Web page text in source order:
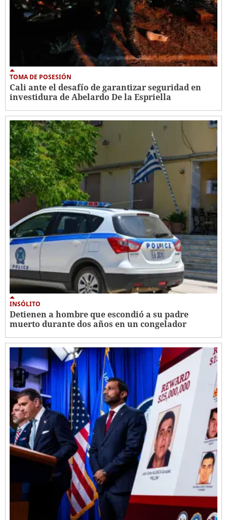
TOMA DE POSESIÓN
Cali ante el desafío de garantizar seguridad en
investidura de Abelardo De la Espriella
INSÓLITO
Detienen a hombre que escondió a su padre
muerto durante dos años en un congelador